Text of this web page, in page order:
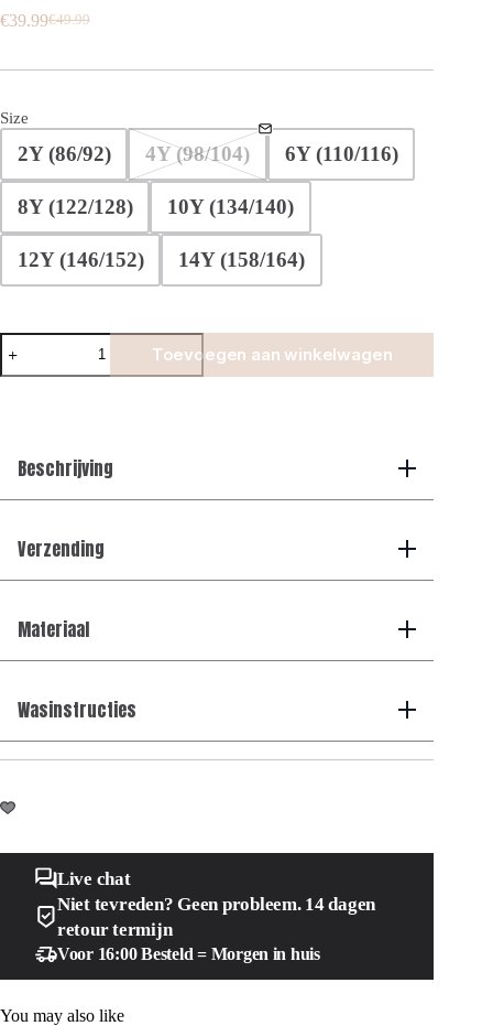
€49.99
Oorspronkelijke
was:
€39.99Huidige
is:
Size
2Y (86/92) 4Y (98/104) 6Y (110/116)
8Y (122/128) 10Y (134/140)
12Y (146/152) 14Y (158/164)
Manilo
Kids
-
Toevoegen aan winkelwagen
Beschrijving
Verzending
Materiaal
Wasinstructies
Live chat
Niet tevreden? Geen probleem. 14 dagen
retour termijn
Voor 16:00 Besteld = Morgen in huis
You may also like